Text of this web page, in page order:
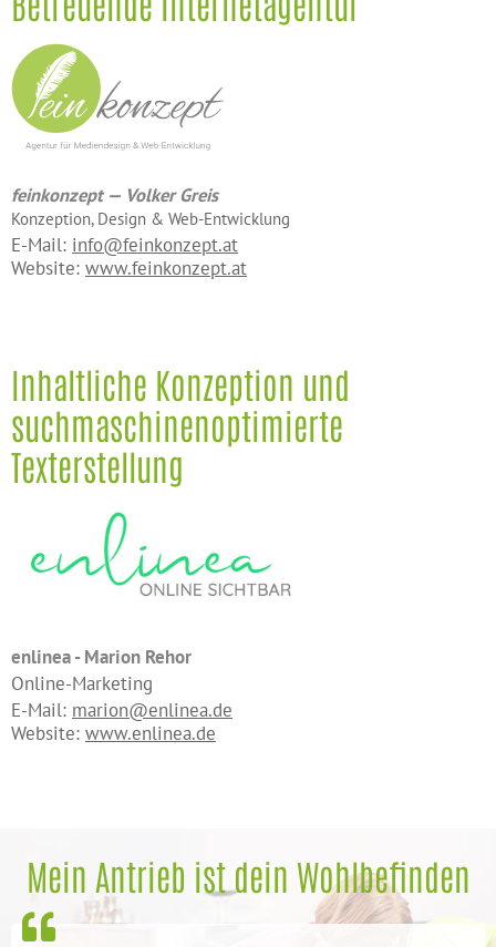
feinkonzept — Volker Greis
Konzeption, Design & Web-Entwicklung
E-Mail: info@feinkonzept.at
Website: www.feinkonzept.at
Inhaltliche Konzeption und
suchmaschinenoptimierte
Texterstellung
enlinea - Marion Rehor
Online-Marketing
E-Mail: marion@enlinea.de
Website: www.enlinea.de
Mein Antrieb ist dein Wohlbefinden